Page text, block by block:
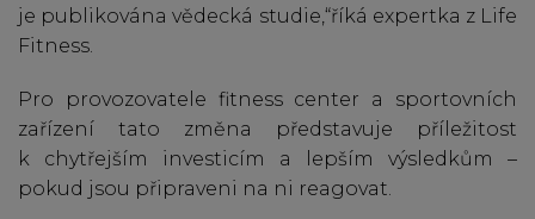
je publikována vědecká studie,“říká expertka z Life
Fitness.
Pro provozovatele fitness center a sportovních
zařízení tato změna představuje příležitost
k chytřejším investicím a lepším výsledkům –
pokud jsou připraveni na ni reagovat.